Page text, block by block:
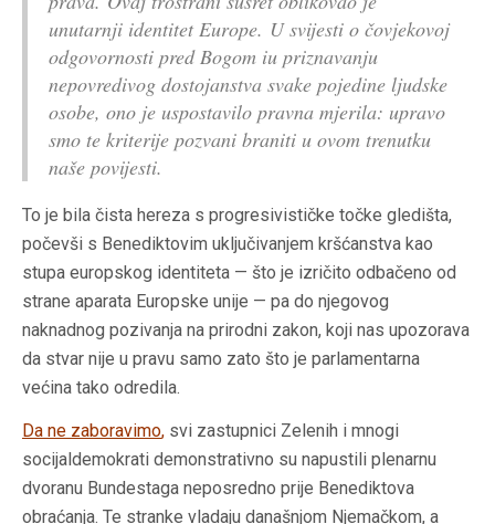
unutarnji identitet Europe. U svijesti o čovjekovoj
odgovornosti pred Bogom iu priznavanju
nepovredivog dostojanstva svake pojedine ljudske
osobe, ono je uspostavilo pravna mjerila: upravo
smo te kriterije pozvani braniti u ovom trenutku
naše povijesti.
To je bila čista hereza s progresivističke točke gledišta,
počevši s Benediktovim uključivanjem kršćanstva kao
stupa europskog identiteta — što je izričito odbačeno od
strane aparata Europske unije — pa do njegovog
naknadnog pozivanja na prirodni zakon, koji nas upozorava
da stvar nije u pravu samo zato što je parlamentarna
većina tako odredila.
Da ne zaboravimo, svi zastupnici Zelenih i mnogi
socijaldemokrati demonstrativno su napustili plenarnu
dvoranu Bundestaga neposredno prije Benediktova
obraćanja. Te stranke vladaju današnjom Njemačkom, a